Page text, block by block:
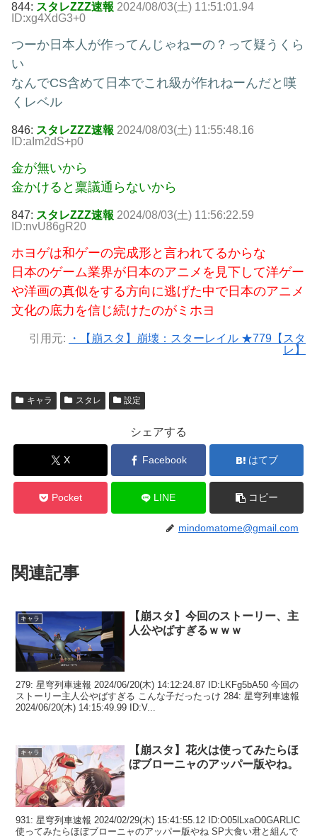
844: スタレZZZ速報 2024/08/03(土) 11:51:01.94
ID:xg4XdG3+0
つーか日本人が作ってんじゃねーの？って疑うくら
い
なんでCS含めて日本でこれ級が作れねーんだと嘆
くレベル
846: スタレZZZ速報 2024/08/03(土) 11:55:48.16
ID:aIm2dS+p0
金が無いから
金かけると稟議通らないから
847: スタレZZZ速報 2024/08/03(土) 11:56:22.59
ID:nvU86gR20
ホヨゲは和ゲーの完成形と言われてるからな
日本のゲーム業界が日本のアニメを見下して洋ゲー
や洋画の真似をする方向に逃げた中で日本のアニメ
文化の底力を信じ続けたのがミホヨ
引用元:
・【崩スタ】崩壊：スターレイル ★779【スタ
レ】
キャラ スタレ 設定
シェアする
X Facebook はてブ
Pocket LINE コピー
mindomatome@gmail.com
関連記事
キャラ
【崩スタ】今回のストーリー、主
人公やばすぎるｗｗｗ
279: 星穹列車速報 2024/06/20(木) 14:12:24.87 ID:LKFg5bA50 今回の
ストーリー主人公やばすぎる こんな子だったっけ 284: 星穹列車速報
2024/06/20(木) 14:15:49.99 ID:V...
キャラ
【崩スタ】花火は使ってみたらほ
ぼブローニャのアッパー版やね。
931: 星穹列車速報 2024/02/29(木) 15:41:55.12 ID:O05lLxaO0GARLIC
使ってみたらほぼブローニャのアッパー版やね SP大食い君と組んで